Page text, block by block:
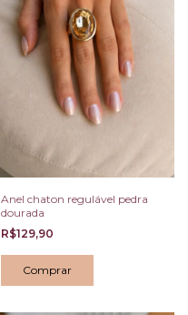
Anel chaton regulável pedra
dourada
R$129,90